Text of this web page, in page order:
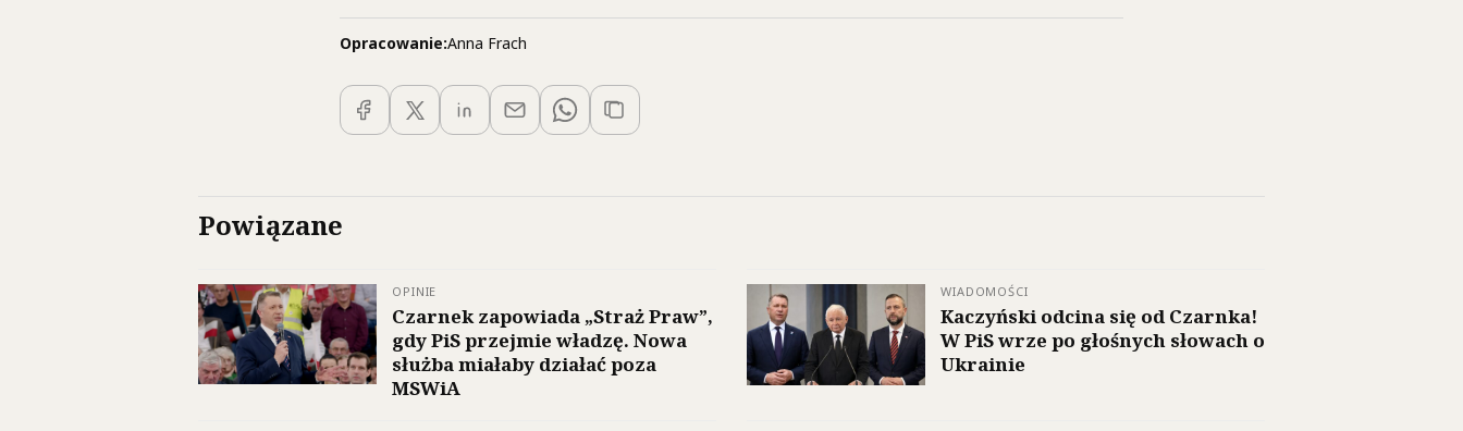
Opracowanie:Anna Frach
Powiązane
OPINIE
Czarnek zapowiada „Straż Praw”,
gdy PiS przejmie władzę. Nowa
służba miałaby działać poza
MSWiA
WIADOMOŚCI
Kaczyński odcina się od Czarnka!
W PiS wrze po głośnych słowach o
Ukrainie